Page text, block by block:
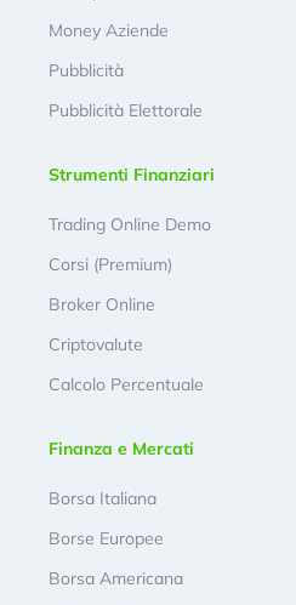
Money Aziende
Pubblicità
Pubblicità Elettorale
Strumenti Finanziari
Trading Online Demo
Corsi (Premium)
Broker Online
Criptovalute
Calcolo Percentuale
Finanza e Mercati
Borsa Italiana
Borse Europee
Borsa Americana